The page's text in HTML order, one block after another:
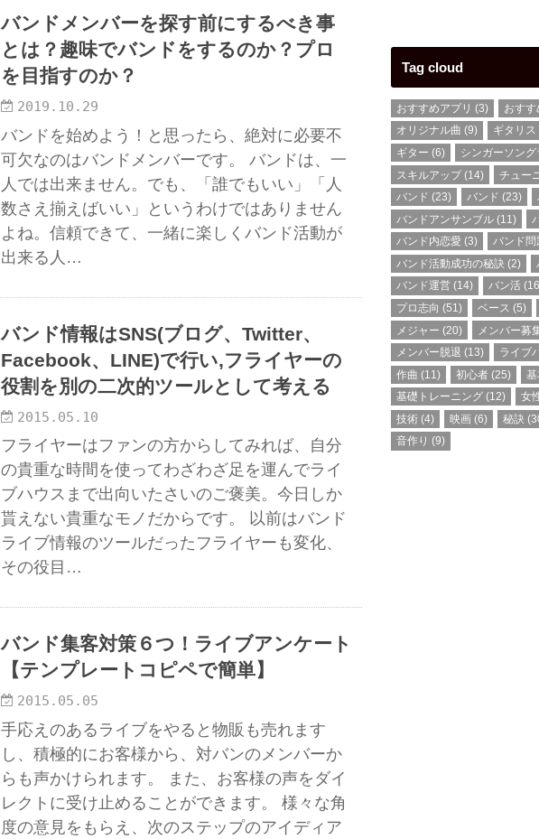
バンドメンバーを探す前にするべき事
とは？趣味でバンドをするのか？プロ
を目指すのか？
2019.10.29
バンドを始めよう！と思ったら、絶対に必要不
可欠なのはバンドメンバーです。 バンドは、一
人では出来ません。でも、「誰でもいい」「人
数さえ揃えばいい」というわけではありません
よね。信頼できて、一緒に楽しくバンド活動が
出来る人…
バンド情報はSNS(ブログ、Twitter、
Facebook、LINE)で行い,フライヤーの
役割を別の二次的ツールとして考える
2015.05.10
フライヤーはファンの方からしてみれば、自分
の貴重な時間を使ってわざわざ足を運んでライ
ブハウスまで出向いたさいのご褒美。今日しか
貰えない貴重なモノだからです。 以前はバンド
ライブ情報のツールだったフライヤーも変化、
その役目…
バンド集客対策６つ！ライブアンケート
【テンプレートコピペで簡単】
2015.05.05
手応えのあるライブをやると物販も売れます
し、積極的にお客様から、対バンのメンバーか
らも声かけられます。 また、お客様の声をダイ
レクトに受け止めることができます。 様々な角
度の意見をもらえ、次のステップのアイディア
Tag cloud
おすすめアプリ (3) おすす
オリジナル曲 (9) ギタリス
ギター (6) シンガーソング
スキルアップ (14) チュー
バンド (23) バンド (23)
バンドアンサンブル (11)
バンド内恋愛 (3) バンド問
バンド活動成功の秘訣 (2)
バンド運営 (14) バン活
プロ志向 (51) ベース (5)
メジャー (20) メンバー募
メンバー脱退 (13) ライブ
作曲 (11) 初心者 (25)
基礎トレーニング (12) 女
技術 (4) 映画 (6) 秘訣
音作り (9)